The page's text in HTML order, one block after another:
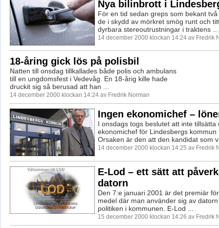
Nya bilinbrott i
För en tid sedan greps som bekant
de i skydd av mörkret smög runt och
dyrbara stereoutrustningar i traktens ...
14 december 2000 klockan 14:24 av Fredrik
18-åring gick lös på polisbil
Natten till onsdag tillkallades både polis och ambulans
till en ungdomsfest i Vedevåg. En 18-årig kille hade
druckit sig så berusad att han ...
14 december 2000 klockan 14:24 av Fredrik Norman
Ingen ekonomichef –
I onsdags togs beslutet att inte tillsätta
ekonomichef för Lindesbergs kommun
Orsaken är den att den kandidat som
14 december 2000 klockan 14:25 av Fredrik
E-Lod – ett sätt att
datorn
Den 7:e januari 2001 är det premiär
medel där man använder sig av
politiken i kommunen. E-Lod ...
15 december 2000 klockan 14:26 av Fredrik